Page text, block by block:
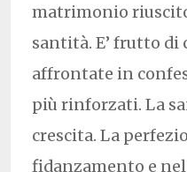
matrimonio
santità. E’ frutto di
affrontate in
più rinforzati. La
crescita. La
fidanzamento e